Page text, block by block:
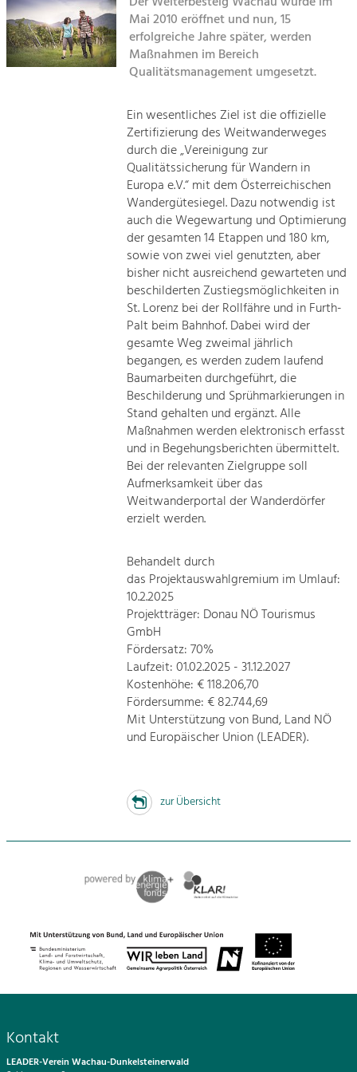
Sitemap
Kontakt
Tourismus
Angebotsentwicklung und
Positionierung.
Kunst & Kultur
Handwerk, Wissenschaft und Forschung.
Soziales, Bildung &
Gleichberechtigung, Jugend und
Mobilität & Energie
Klimawandel, öffentlicher Verkehr und
erneuerbare Energie
Steigerung regionaler Wertschöpfung
Mai 2010 eröffnet und nun, 15
erfolgreiche Jahre später, werden
Maßnahmen im Bereich
Qualitätsmanagement umgesetzt.
Ein wesentliches Ziel ist die offizielle
Zertifizierung des Weitwanderweges
durch die „Vereinigung zur
Qualitätssicherung für Wandern in
Europa e.V.“ mit dem Österreichischen
Wandergütesiegel. Dazu notwendig ist
auch die Wegewartung und Optimierung
der gesamten 14 Etappen und 180 km,
sowie von zwei viel genutzten, aber
bisher nicht ausreichend gewarteten und
beschilderten Zustiegsmöglichkeiten in
St. Lorenz bei der Rollfähre und in Furth-
Palt beim Bahnhof. Dabei wird der
gesamte Weg zweimal jährlich
begangen, es werden zudem laufend
Baumarbeiten durchgeführt, die
Beschilderung und Sprühmarkierungen in
Stand gehalten und ergänzt. Alle
Maßnahmen werden elektronisch erfasst
und in Begehungsberichten übermittelt.
Bei der relevanten Zielgruppe soll
Aufmerksamkeit über das
Weitwanderportal der Wanderdörfer
erzielt werden.
Behandelt durch
das Projektauswahlgremium im Umlauf:
10.2.2025
Projektträger: Donau NÖ Tourismus
GmbH
Fördersatz: 70%
Laufzeit: 01.02.2025 - 31.12.2027
Kostenhöhe: € 118.206,70
Fördersumme: € 82.744,69
Mit Unterstützung von Bund, Land NÖ
und Europäischer Union (LEADER).
zur Übersicht
Kontakt
LEADER-Verein Wachau-Dunkelsteinerwald